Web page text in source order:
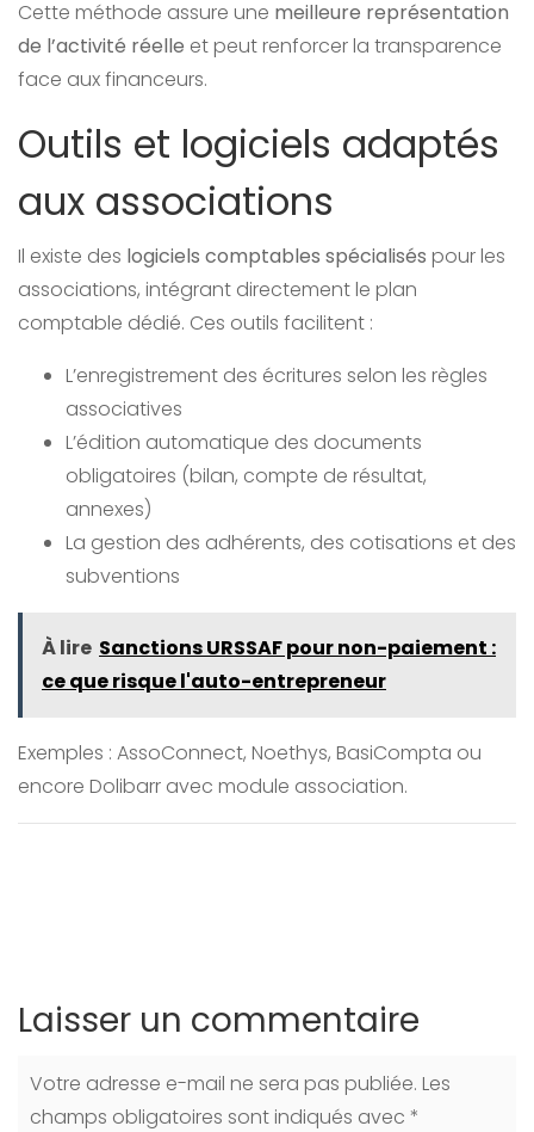
Cette méthode assure une meilleure représentation
de l’activité réelle et peut renforcer la transparence
face aux financeurs.
Outils et logiciels adaptés
aux associations
Il existe des logiciels comptables spécialisés pour les
associations, intégrant directement le plan
comptable dédié. Ces outils facilitent :
L’enregistrement des écritures selon les règles
associatives
L’édition automatique des documents
obligatoires (bilan, compte de résultat,
annexes)
La gestion des adhérents, des cotisations et des
subventions
À lire Sanctions URSSAF pour non-paiement :
ce que risque l'auto-entrepreneur
Exemples : AssoConnect, Noethys, BasiCompta ou
encore Dolibarr avec module association.
Laisser un commentaire
Votre adresse e-mail ne sera pas publiée. Les
champs obligatoires sont indiqués avec *